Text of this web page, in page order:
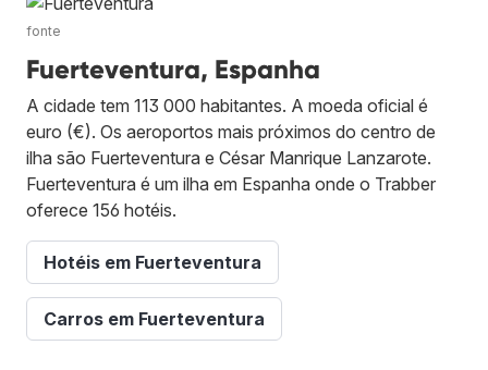
fonte
Fuerteventura, Espanha
A cidade tem 113 000 habitantes. A moeda oficial é
euro (€). Os aeroportos mais próximos do centro de
ilha são Fuerteventura e César Manrique Lanzarote.
Fuerteventura é um ilha em Espanha onde o Trabber
oferece 156 hotéis.
Hotéis em Fuerteventura
Carros em Fuerteventura